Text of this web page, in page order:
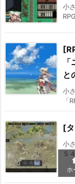
小
と
小
「
[
小
Ｓ
ホ